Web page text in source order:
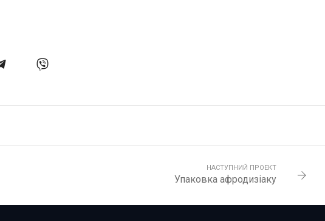
НАСТУПНИЙ ПРОЕКТ
Упаковка афродизіаку